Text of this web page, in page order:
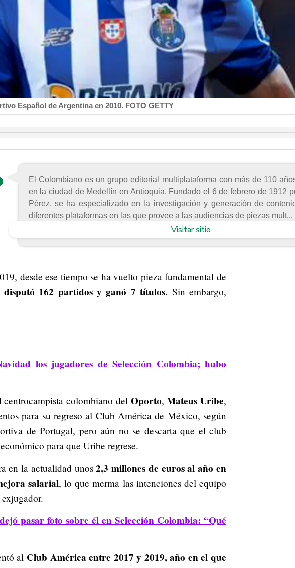
Español de Argentina en 2010. FOTO GETTY
El Colombiano es un grupo editorial multiplataforma con más de 110
en la ciudad de Medellín en Antioquia. Fundado el 6 de febrero de 1912
Pérez, se ha especializado en la investigación y generación de
diferentes plataformas en las que provee a las audiencias de piezas mult...
Visitar sitio
desde ese tiempo se ha vuelto pieza fundamental de
disputó 162 partidos y ganó 7 títulos. Sin embargo,
los jugadores de Selección Colombia; hubo
colombiano delOporto,Mateus Uribe,
para su regreso al Club América de México, según
de Portugal, pero aún no se descarta que el club
para que Uribe regrese.
en la actualidad unos2,3 millones de euros al año en
salarial, lo que merma las intenciones del equipo
pasar foto sobre él en Selección Colombia: “Qué
al Club América entre 2017 y 2019, año en el que